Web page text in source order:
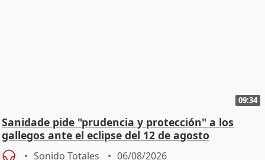
09:34
Sanidade pide "prudencia y protección" a los
gallegos ante el eclipse del 12 de agosto
Sonido Totales 06/08/2026